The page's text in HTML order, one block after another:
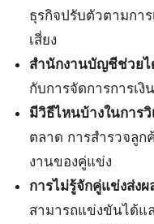
ธุรกิจปรับตัวตามกา
เสี่ยง
สำนักงานบัญชีช่วยไ
กับการจัดการการเ
มีวิธีไหนบ้างในการ
ตลาด การสำรวจลูก
งานของคู่แข่ง
การไม่รู้จักคู่แข่งส่งผ
สามารถแข่งขันได้แ